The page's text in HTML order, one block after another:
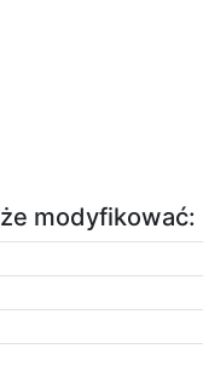
modyfikować: